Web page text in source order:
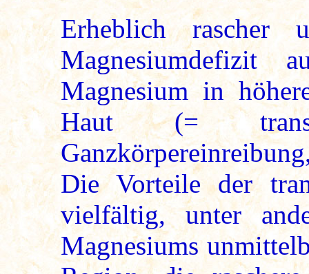
Erheblich rascher
Magnesiumdefizit
Magnesium in
Haut (=
Die Vorteile der
vielfältig, unter
Magnesiums